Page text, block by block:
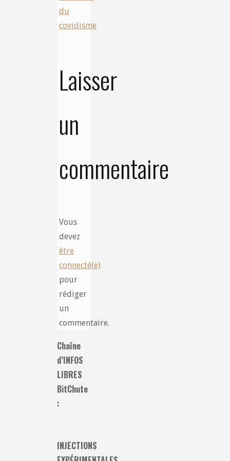
du
covidisme
Laisser
un
commentaire
Vous
devez
être
connecté(e)
pour
rédiger
un
commentaire.
Chaîne
d’INFOS
LIBRES
BitChute
:
INJECTIONS